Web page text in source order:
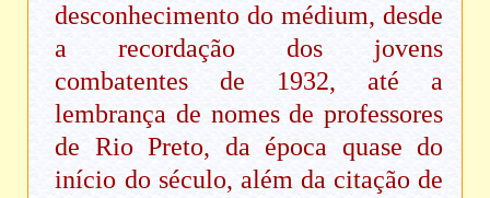
desconhecimento do médium, desde
a recordação dos jovens
combatentes de 1932, até a
lembrança de nomes de professores
de Rio Preto, da época quase do
início do século, além da citação de